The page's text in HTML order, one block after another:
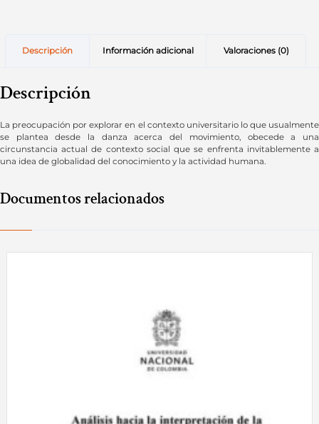
Descripción Información adicional Valoraciones (0)
Descripción
La preocupación por explorar en el contexto universitario lo que usualmente
se plantea desde la danza acerca del movimiento, obecede a una
circunstancia actual de contexto social que se enfrenta invitablemente a
una idea de globalidad del conocimiento y la actividad humana.
Documentos relacionados